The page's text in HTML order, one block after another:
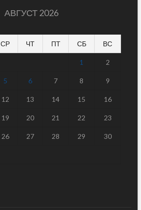
АВГУСТ 2026
СР ЧТ ПТ СБ ВС
1 2
5 6 7 8 9
12 13 14 15 16
19 20 21 22 23
26 27 28 29 30